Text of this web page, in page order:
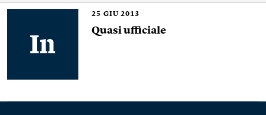
25 GIU 2013
Quasi ufficiale